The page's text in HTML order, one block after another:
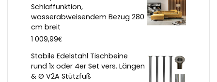
Schlaffunktion,
wasserabweisendem Bezug 280
cm breit
1 009,99€
Stabile Edelstahl Tischbeine
rund 1x oder 4er Set vers. Längen
& Ø V2A Stützfuß